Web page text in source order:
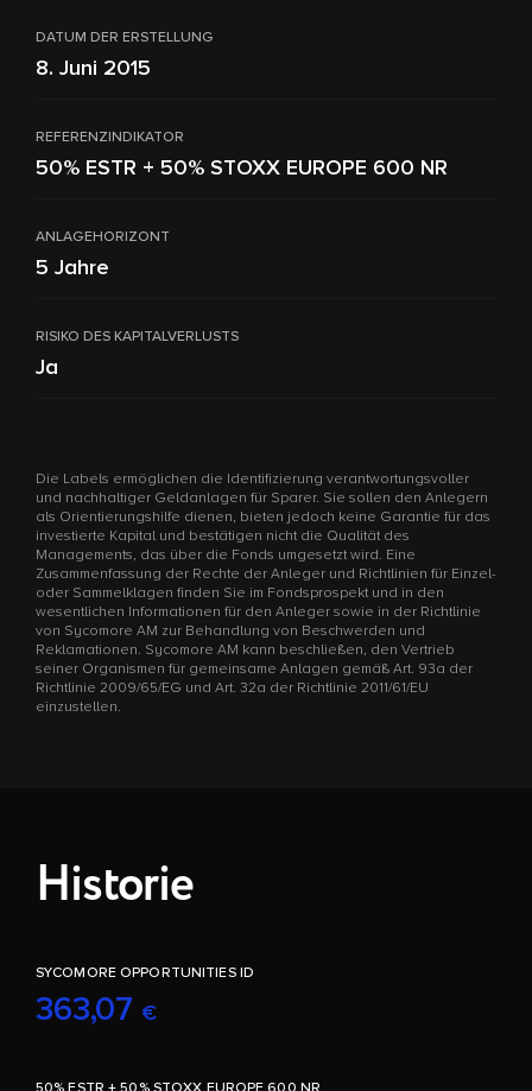
DATUM DER ERSTELLUNG
8. Juni 2015
REFERENZINDIKATOR
50% ESTR + 50% STOXX EUROPE 600 NR
ANLAGEHORIZONT
5 Jahre
RISIKO DES KAPITALVERLUSTS
Ja
Die Labels ermöglichen die Identifizierung verantwortungsvoller
und nachhaltiger Geldanlagen für Sparer. Sie sollen den Anlegern
als Orientierungshilfe dienen, bieten jedoch keine Garantie für das
investierte Kapital und bestätigen nicht die Qualität des
Managements, das über die Fonds umgesetzt wird. Eine
Zusammenfassung der Rechte der Anleger und Richtlinien für Einzel-
oder Sammelklagen finden Sie im Fondsprospekt und in den
wesentlichen Informationen für den Anleger sowie in der Richtlinie
von Sycomore AM zur Behandlung von Beschwerden und
Reklamationen. Sycomore AM kann beschließen, den Vertrieb
seiner Organismen für gemeinsame Anlagen gemäß Art. 93a der
Richtlinie 2009/65/EG und Art. 32a der Richtlinie 2011/61/EU
einzustellen.
Historie
SYCOMORE OPPORTUNITIES ID
363,07 €